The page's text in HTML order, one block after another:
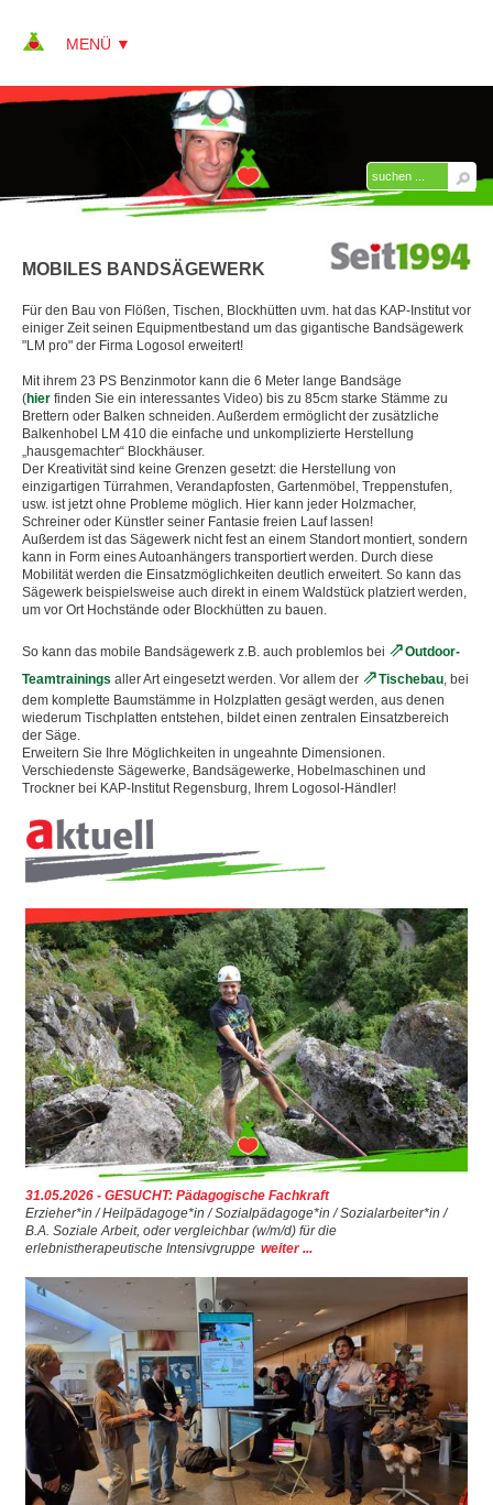
▼
▼
BANDSÄGEWERK
DROHNE
LANDROVER
MOUNTAINBIKES
RÜCKEWAGEN
SÄGESPALTAUTOMAT
TIPIS ▼
TRAKTOR STEYR KOMPAKT
TRIMARAN
VERKAUF UND VERLEIH
MOBILES BANDSÄGEWERK
Für den Bau von Flößen, Tischen, Blockhütten uvm. hat das KAP-Institut vor
einiger Zeit seinen Equipmentbestand um das gigantische Bandsägewerk
"LM pro" der Firma Logosol erweitert!
Mit ihrem 23 PS Benzinmotor kann die 6 Meter lange Bandsäge
(hier finden Sie ein interessantes Video) bis zu 85cm starke Stämme zu
Brettern oder Balken schneiden. Außerdem ermöglicht der zusätzliche
Balkenhobel LM 410 die einfache und unkomplizierte Herstellung
„hausgemachter“ Blockhäuser.
Der Kreativität sind keine Grenzen gesetzt: die Herstellung von
einzigartigen Türrahmen, Verandapfosten, Gartenmöbel, Treppenstufen,
usw. ist jetzt ohne Probleme möglich. Hier kann jeder Holzmacher,
Schreiner oder Künstler seiner Fantasie freien Lauf lassen!
Außerdem ist das Sägewerk nicht fest an einem Standort montiert, sondern
kann in Form eines Autoanhängers transportiert werden. Durch diese
Mobilität werden die Einsatzmöglichkeiten deutlich erweitert. So kann das
Sägewerk beispielsweise auch direkt in einem Waldstück platziert werden,
um vor Ort Hochstände oder Blockhütten zu bauen.
So kann das mobile Bandsägewerk z.B. auch problemlos bei
Outdoor-
Teamtrainings aller Art eingesetzt werden. Vor allem der Tischebau , bei
dem komplette Baumstämme in Holzplatten gesägt werden, aus denen
wiederum Tischplatten entstehen, bildet einen zentralen Einsatzbereich
der Säge.
Erweitern Sie Ihre Möglichkeiten in ungeahnte Dimensionen.
Verschiedenste Sägewerke, Bandsägewerke, Hobelmaschinen und
Trockner bei KAP-Institut Regensburg, Ihrem Logosol-Händler!
EQUIPMENT
31.05.2026 - GESUCHT: Pädagogische Fachkraft
Erzieher*in / Heilpädagoge*in / Sozialpädagoge*in / Sozialarbeiter*in /
B.A. Soziale Arbeit, oder vergleichbar (w/m/d) für die
erlebnistherapeutische Intensivgruppe weiter ...